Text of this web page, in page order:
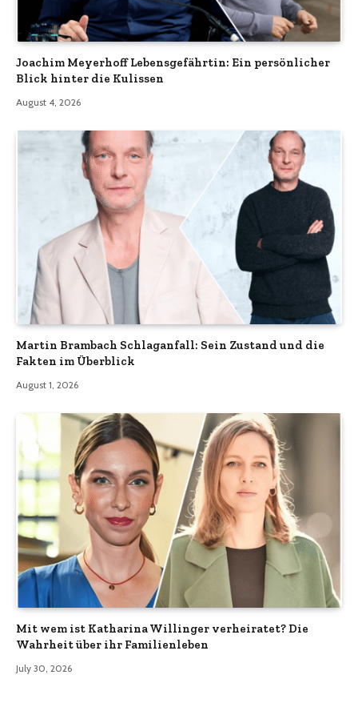
Joachim Meyerhoff Lebensgefährtin: Ein persönlicher
Blick hinter die Kulissen
August 4, 2026
Martin Brambach Schlaganfall: Sein Zustand und die
Fakten im Überblick
August 1, 2026
Mit wem ist Katharina Willinger verheiratet? Die
Wahrheit über ihr Familienleben
July 30, 2026